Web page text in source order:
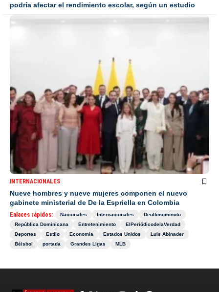
podría afectar el rendimiento escolar, según un estudio
INTERNACIONALES
Nueve hombres y nueve mujeres componen el nuevo
gabinete ministerial de De la Espriella en Colombia
Enlaces rápidos: Nacionales Internacionales
Deultimominuto
República Dominicana
Entretenimiento
ElPeriódicodelaVerdad
Deportes
Estilo Economía Estados Unidos
Luis Abinader
Béisbol
portada Grandes Ligas MLB